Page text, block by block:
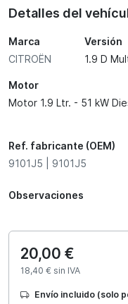
Detalles del
Marca
CITROËN
Versión
1.9 D
Motor
Motor 1.9 Ltr. - 51 kW
Ref. fabricante (OEM)
9101J5 | 9101J5
Observaciones
20,00 €
18,40 € sin IVA
Envío incluido (solo